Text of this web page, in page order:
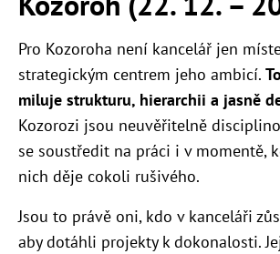
Pro Kozoroha není kancelář jen
strategickým centrem jeho ambicí.
miluje strukturu, hierarchii a jasně
Kozorozi jsou neuvěřitelně
se soustředit na práci i v momentě,
nich děje cokoli rušivého.
Jsou to právě oni, kdo v kanceláři
aby dotáhli projekty k dokonalosti.